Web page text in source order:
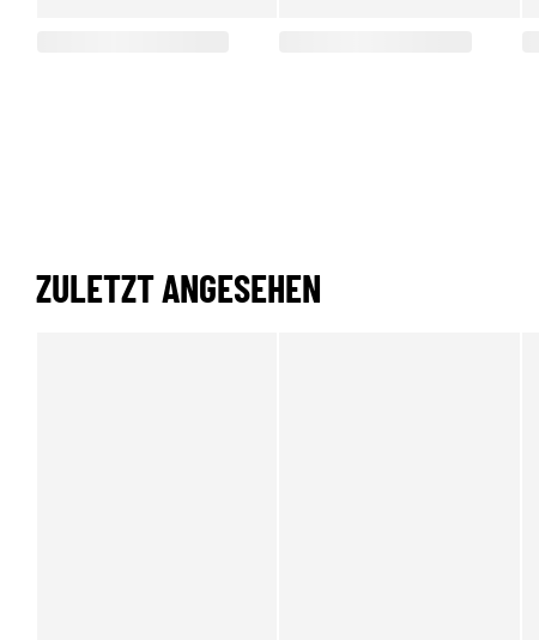
ZULETZT ANGESEHEN